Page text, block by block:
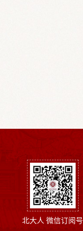
北大人 微信订阅号